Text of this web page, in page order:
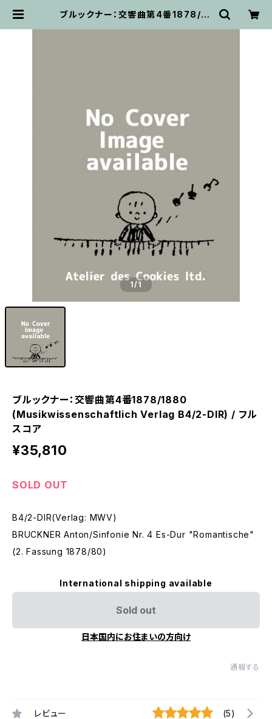
ブルックナー：交響曲第4番1878/18
1/1
ブルックナー：交響曲第4番1878/1880
(Musikwissenschaftlich Verlag B4/2-DIR) / フル
スコア
¥35,810
SOLD OUT
B4/2-DIR(Verlag: MWV)
BRUCKNER Anton/Sinfonie Nr. 4 Es-Dur "Romantische"
(2. Fassung 1878/80)
International shipping available
Sold out
日本国内にお住まいの方向け
通報する
レビュー (5)